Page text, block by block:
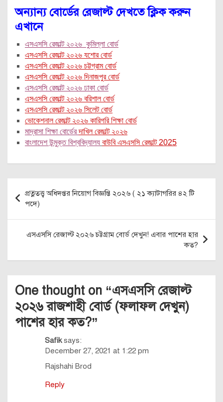
অন্যান্য বোর্ডের রেজাল্ট দেখতে ক্লিক করুন
এখানে
এসএসসি রেজাল্ট ২০২৬ কুমিল্লা বোর্ড
এসএসসি রেজাল্ট ২০২৬ যশোর বোর্ড
এসএসসি রেজাল্ট ২০২৬ চট্টগ্রাম বোর্ড
এসএসসি রেজাল্ট ২০২৬ দিনাজপুর বোর্ড
এসএসসি রেজাল্ট ২০২৬ ঢাকা বোর্ড
এসএসসি রেজাল্ট ২০২৬ বরিশাল বোর্ড
এসএসসি রেজাল্ট ২০২৬ সিলেট বোর্ড
ভোকেশনাল রেজাল্ট ২০২৬ কারিগরি শিক্ষা বোর্ড
মাদ্রাসা শিক্ষা বোর্ডেরদাখিল রেজাল্ট ২০২৬
বাংলাদেশ উন্মুক্ত বিশ্ববিদ্যালয বাউবি এসএসসি রেজাল্ট 2025
navigation
প্রত্নতত্ত্ব অধিদপ্তর নিয়োগ বিজ্ঞপ্তি ২০২৬ ( ২১ ক্যাটাগরির ৪২ টি
পদে)
এসএসসি রেজাল্ট ২০২৬ চট্টগ্রাম বোর্ড দেখুন! এবার পাশের হার
কত?
One thought on “এসএসসি রেজাল্ট
২০২৬ রাজশাহী বোর্ড (ফলাফল দেখুন)
পাশের হার কত?”
Safik says:
December 27, 2021 at 1:22 pm
Rajshahi Brod
Reply